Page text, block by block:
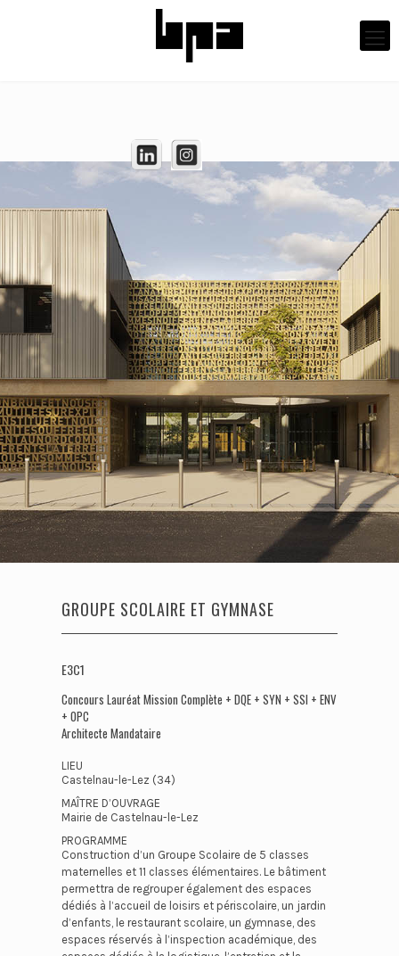
GROUPE SCOLAIRE ET GYMNASE
E3C1
Concours Lauréat Mission Complète + DQE + SYN + SSI + ENV
+ OPC
Architecte Mandataire
LIEU
Castelnau-le-Lez (34)
MAÎTRE D’OUVRAGE
Mairie de Castelnau-le-Lez
PROGRAMME
Construction d’un Groupe Scolaire de 5 classes
maternelles et 11 classes élémentaires. Le bâtiment
permettra de regrouper également des espaces
dédiés à l’accueil de loisirs et périscolaire, un jardin
d’enfants, le restaurant scolaire, un gymnase, des
espaces réservés à l’inspection académique, des